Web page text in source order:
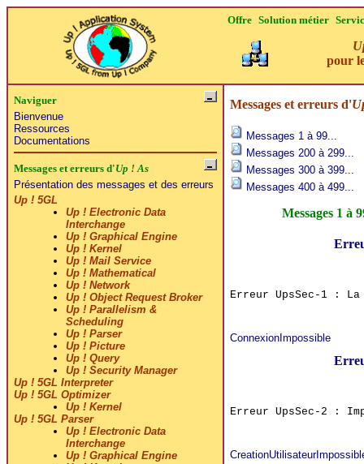
Offre Solution métier
tel un
Naviguer
Bienvenue
Ressources
Documentations
Messages et erreurs d'Up ! As
Présentation des messages et des erreurs
Up ! 5GL
Up ! Electronic Data
Interchange
Up ! Graphical Engine
Up ! Kernel
Up ! Mail Service
Up ! Mathematical
Up ! Network
Up ! Object Request Broker
Up ! Parallelism &
Scheduling
Up ! Parser
Up ! Picture
Up ! Query
Up ! Security Manager
Up ! 5GL Interpreter
Up ! 5GL Optimizer
Up ! Kernel
Up ! 5GL Parser
Up ! Electronic Data
Interchange
Up ! Graphical Engine
Messages et erreurs d'
Messages 1 à 99...
Messages 200 à 299...
Messages 300 à 399...
Messages 400 à 499...
Messages 1 à
Erreur UpsSec-1 :
ConnexionImpossible
Erreur UpsSec-2 :